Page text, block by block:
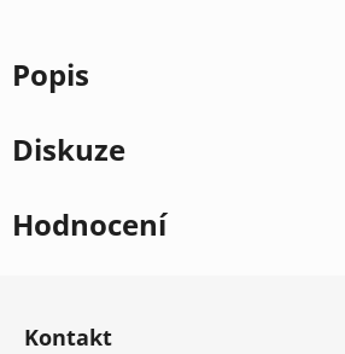
Popis
Diskuze
Hodnocení
Kontakt